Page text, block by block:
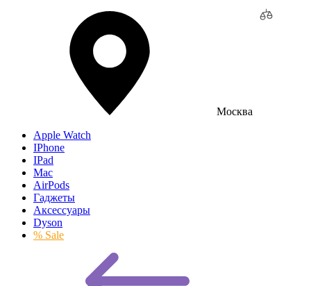
Москва
Apple Watch
IPhone
IPad
Mac
AirPods
Гаджеты
Аксессуары
Dyson
% Sale